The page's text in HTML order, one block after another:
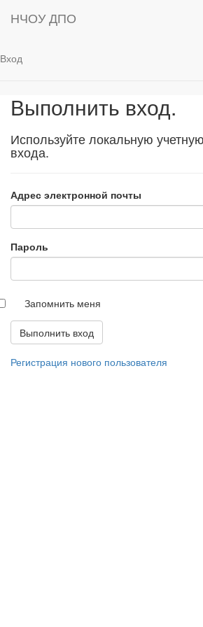
НЧОУ ДПО
Вход
Выполнить вход.
Используйте локальную
входа.
Адрес электронной почты
Пароль
Запомнить меня
Регистрация нового пользователя